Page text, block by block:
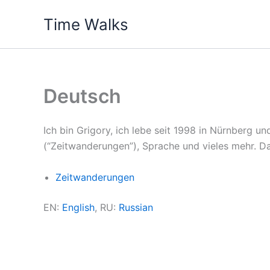
Time Walks
Deutsch
Ich bin Grigory, ich lebe seit 1998 in Nürnberg
(“Zeitwanderungen”), Sprache und vieles mehr.
Zeitwanderungen
EN: English, RU: Russian